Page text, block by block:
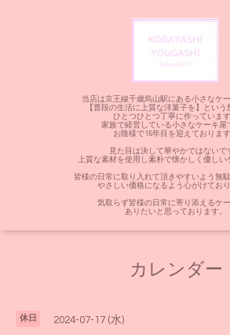
当店は京王線千歳烏山駅にある小さなケー
【普段の生活に上質な洋菓子を】という
ひとつひとつ丁寧に作っています
家族で経営している小さなケーキ屋
お陰様で15年目を迎えております
見た目は決して華やかではないで
上質な素材を使用し素朴で懐かしく優しい
皆様の日常に取り入れて頂きやすいよう無
やさしい価格になるよう心がけており
気取らず皆様の日常に寄り添えるケ
ありたいと思っております。
カレンダー
休日 2024-07-17 (水)